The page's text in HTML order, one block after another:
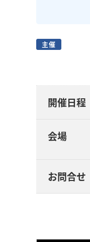
主催
開催日程
会場
お問合せ